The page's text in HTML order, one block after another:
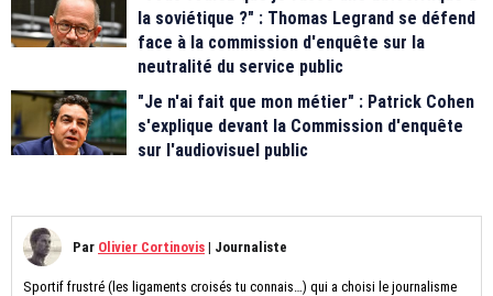
la soviétique ?" : Thomas Legrand se défend
face à la commission d'enquête sur la
neutralité du service public
"Je n'ai fait que mon métier" : Patrick Cohen
s'explique devant la Commission d'enquête
sur l'audiovisuel public
Par Olivier Cortinovis | Journaliste
Sportif frustré (les ligaments croisés tu connais…) qui a choisi le journalisme